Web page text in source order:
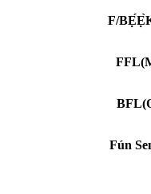
F/
FFL(
BFL(
Fún